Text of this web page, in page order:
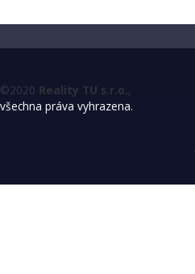
©2020 Reality TU s.r.o.,
všechna práva vyhrazena.